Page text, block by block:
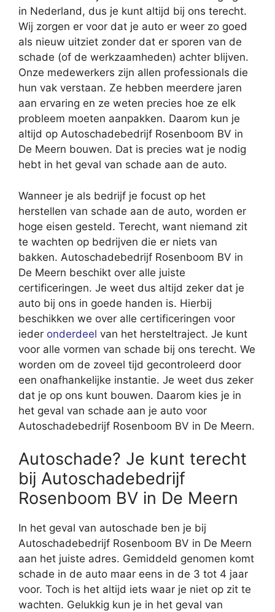
in Nederland, dus je kunt altijd bij ons terecht.
Wij zorgen er voor dat je auto er weer zo goed
als nieuw uitziet zonder dat er sporen van de
schade (of de werkzaamheden) achter blijven.
Onze medewerkers zijn allen professionals die
hun vak verstaan. Ze hebben meerdere jaren
aan ervaring en ze weten precies hoe ze elk
probleem moeten aanpakken. Daarom kun je
altijd op Autoschadebedrijf Rosenboom BV in
De Meern bouwen. Dat is precies wat je nodig
hebt in het geval van schade aan de auto.
Wanneer je als bedrijf je focust op het
herstellen van schade aan de auto, worden er
hoge eisen gesteld. Terecht, want niemand zit
te wachten op bedrijven die er niets van
bakken. Autoschadebedrijf Rosenboom BV in
De Meern beschikt over alle juiste
certificeringen. Je weet dus altijd zeker dat je
auto bij ons in goede handen is. Hierbij
beschikken we over alle certificeringen voor
ieder onderdeel van het hersteltraject. Je kunt
voor alle vormen van schade bij ons terecht. We
worden om de zoveel tijd gecontroleerd door
een onafhankelijke instantie. Je weet dus zeker
dat je op ons kunt bouwen. Daarom kies je in
het geval van schade aan je auto voor
Autoschadebedrijf Rosenboom BV in De Meern.
Autoschade? Je kunt terecht
bij Autoschadebedrijf
Rosenboom BV in De Meern
In het geval van autoschade ben je bij
Autoschadebedrijf Rosenboom BV in De Meern
aan het juiste adres. Gemiddeld genomen komt
schade in de auto maar eens in de 3 tot 4 jaar
voor. Toch is het altijd iets waar je niet op zit te
wachten. Gelukkig kun je in het geval van